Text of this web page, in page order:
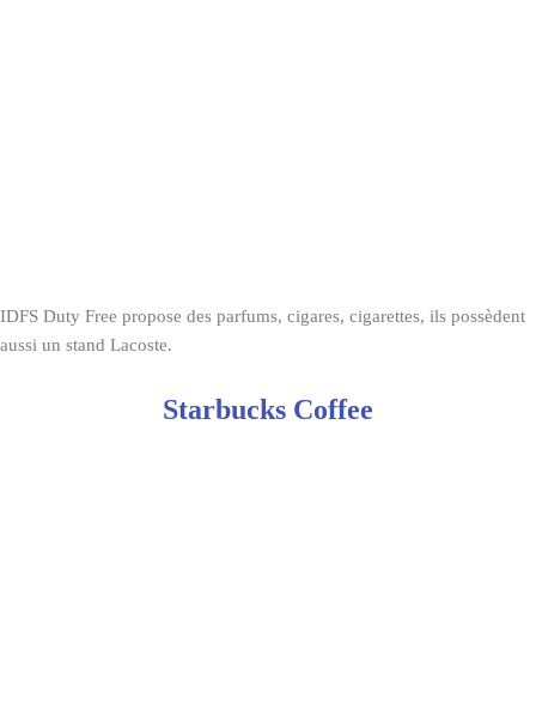
IDFS Duty Free propose des parfums, cigares, cigarettes, ils possèdent
aussi un stand Lacoste.
Starbucks Coffee